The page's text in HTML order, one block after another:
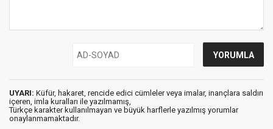
UYARI: Küfür, hakaret, rencide edici cümleler veya imalar, inançlara saldırı
içeren, imla kuralları ile yazılmamış,
Türkçe karakter kullanılmayan ve büyük harflerle yazılmış yorumlar
onaylanmamaktadır.